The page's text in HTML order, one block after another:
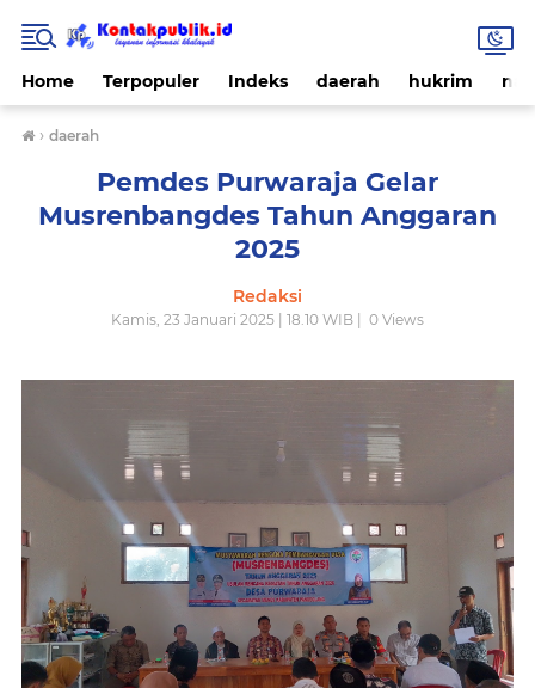
Home Terpopuler Indeks daerah hukrim
› daerah
Pemdes Purwaraja Gelar
Musrenbangdes Tahun Anggaran
2025
Redaksi
Kamis, 23 Januari 2025 | 18.10 WIB | 0 Views